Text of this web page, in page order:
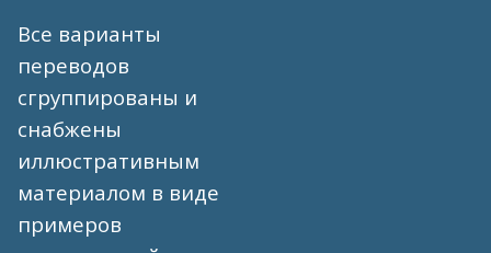
Все варианты
переводов
сгруппированы и
снабжены
иллюстративным
материалом в виде
примеров